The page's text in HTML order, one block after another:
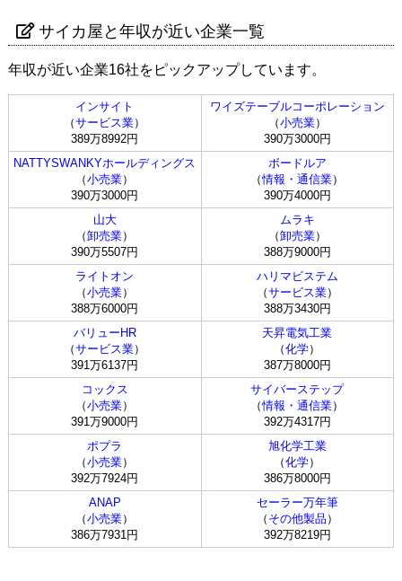
サイカ屋と年収が近い企業一覧
年収が近い企業16社をピックアップしています。
インサイト
（サービス業）
389万8992円
ワイズテーブルコーポレーション
（小売業）
390万3000円
NATTYSWANKYホールディングス
（小売業）
390万3000円
ボードルア
（情報・通信業）
390万4000円
山大
（卸売業）
390万5507円
ムラキ
（卸売業）
388万9000円
ライトオン
（小売業）
388万6000円
ハリマビステム
（サービス業）
388万3430円
バリューHR
（サービス業）
391万6137円
天昇電気工業
（化学）
387万8000円
コックス
（小売業）
391万9000円
サイバーステップ
（情報・通信業）
392万4317円
ポプラ
（小売業）
392万7924円
旭化学工業
（化学）
386万8000円
ANAP
（小売業）
386万7931円
セーラー万年筆
（ その他製品 ）
392万8219円